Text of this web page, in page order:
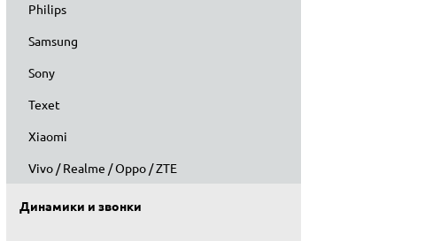
Philips
Samsung
Sony
Texet
Xiaomi
Vivo / Realme / Oppo / ZTE
Динамики и звонки